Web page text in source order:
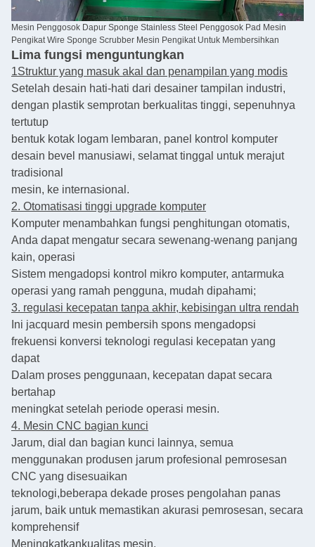
Mesin Penggosok Dapur Sponge Stainless Steel Penggosok Pad Mesin
Pengikat Wire Sponge Scrubber Mesin Pengikat Untuk Membersihkan
Lima fungsi menguntungkan
1Struktur yang masuk akal dan penampilan yang modis
Setelah desain hati-hati dari desainer tampilan industri,
dengan plastik semprotan berkualitas tinggi, sepenuhnya
tertutup
bentuk kotak logam lembaran, panel kontrol komputer
desain bevel manusiawi, selamat tinggal untuk merajut
tradisional
mesin, ke internasional.
2. Otomatisasi tinggi upgrade komputer
Komputer menambahkan fungsi penghitungan otomatis,
Anda dapat mengatur secara sewenang-wenang panjang
kain, operasi
Sistem mengadopsi kontrol mikro komputer, antarmuka
operasi yang ramah pengguna, mudah dipahami;
3. regulasi kecepatan tanpa akhir, kebisingan ultra rendah
Ini jacquard mesin pembersih spons mengadopsi
frekuensi konversi teknologi regulasi kecepatan yang
dapat
Dalam proses penggunaan, kecepatan dapat secara
bertahap
meningkat setelah periode operasi mesin.
4. Mesin CNC bagian kunci
Jarum, dial dan bagian kunci lainnya, semua
menggunakan produsen jarum profesional pemrosesan
CNC yang disesuaikan
teknologi,beberapa dekade proses pengolahan panas
jarum, baik untuk memastikan akurasi pemrosesan, secara
komprehensif
Meningkatkankualitas mesin.